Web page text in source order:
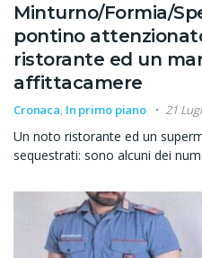
Minturno/Formia/
pontino
ristorante ed un
affittacamere
Cronaca, In primo piano 21
Un noto ristorante ed un
sequestrati: sono alcuni dei